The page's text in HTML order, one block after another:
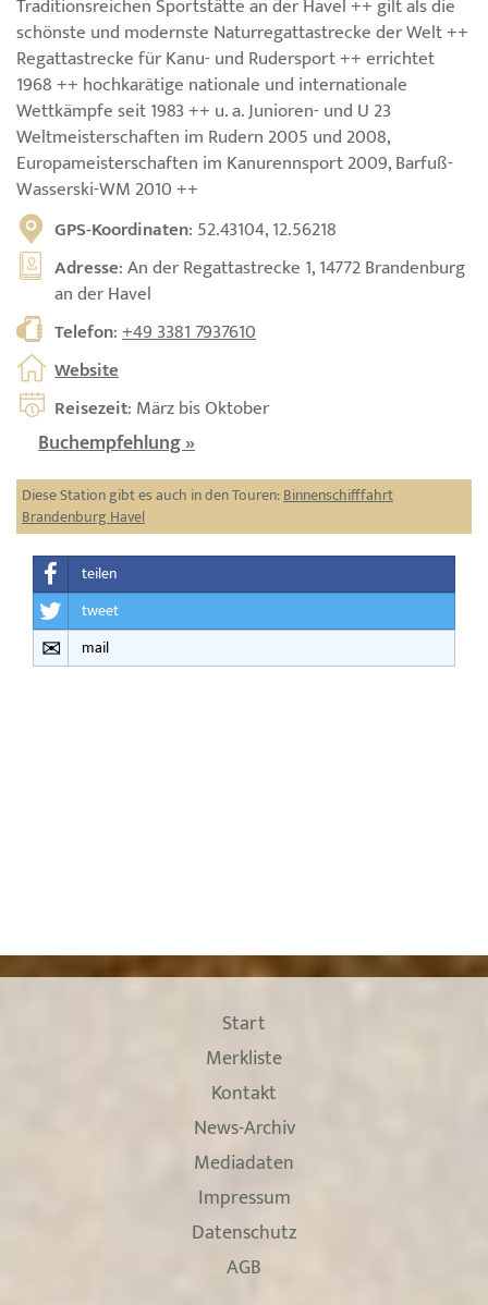
Traditionsreichen Sportstätte an der Havel ++ gilt als die
schönste und modernste Naturregattastrecke der Welt ++
Regattastrecke für Kanu- und Rudersport ++ errichtet
1968 ++ hochkarätige nationale und internationale
Wettkämpfe seit 1983 ++ u. a. Junioren- und U 23
Weltmeisterschaften im Rudern 2005 und 2008,
Europameisterschaften im Kanurennsport 2009, Barfuß-
Wasserski-WM 2010 ++
GPS-Koordinaten: 52.43104, 12.56218
Adresse: An der Regattastrecke 1, 14772 Brandenburg
an der Havel
Telefon:+49 3381 7937610
Website
Reisezeit: März bis Oktober
Buchempfehlung »
Diese Station gibt es auch in den Touren:Binnenschifffahrt
Brandenburg Havel
teilen
tweet
mail
Start
Merkliste
Kontakt
News-Archiv
Mediadaten
Impressum
Datenschutz
AGB